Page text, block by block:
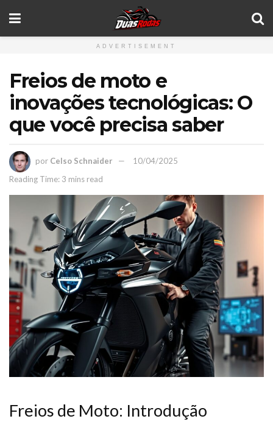
ADVERTISEMENT
Freios de moto e
inovações tecnológicas: O
que você precisa saber
por Celso Schnaider
10/04/2025
Reading Time: 3 mins read
Freios de Moto: Introdução